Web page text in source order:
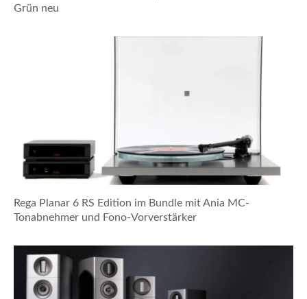
Grün neu
Rega Planar 6 RS Edition im Bundle mit Ania MC-
Tonabnehmer und Fono-Vorverstärker